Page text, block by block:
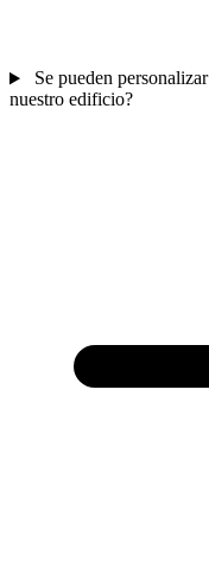
Se pueden
nuestro edificio?